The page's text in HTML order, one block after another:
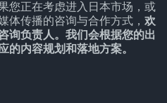
您正在考虑进入日本市场，或
体传播的咨询与合作方式， 欢
询负责人。我们会根据您的出
的内容规划和落地方案。